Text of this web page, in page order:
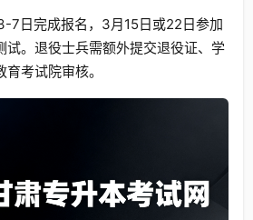
7日完成报名，3月15日或22日参加
试。退役士兵需额外提交退役证、学
考试院审核。